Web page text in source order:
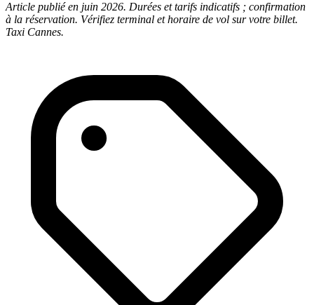
Article publié en juin 2026. Durées et tarifs indicatifs ; confirmation
à la réservation. Vérifiez terminal et horaire de vol sur votre billet.
Taxi Cannes.